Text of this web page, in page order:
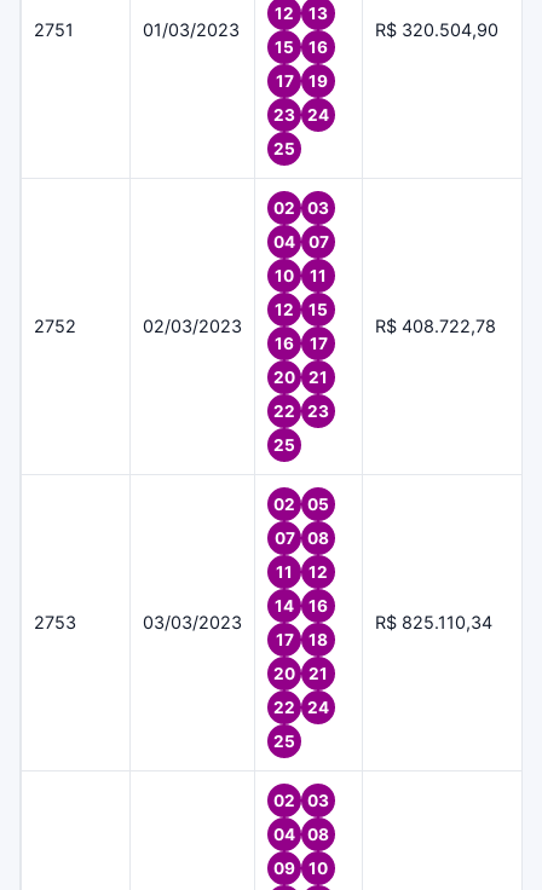
2751 01/03/2023
12
13
15
16
17
19
23
24
25
R$ 320.504,90
2752 02/03/2023
02
03
04
07
10
11
12
15
16
17
20
21
22
23
25
R$ 408.722,78
2753 03/03/2023
02
05
07
08
11
12
14
16
17
18
20
21
22
24
25
R$ 825.110,34
02
03
04
08
09
10